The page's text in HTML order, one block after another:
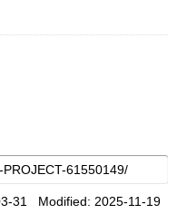
31 Modified: 2025-11-19